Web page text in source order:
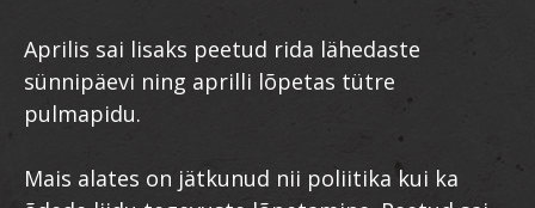
Aprilis sai lisaks peetud rida lähedaste
sünnipäevi ning aprilli lõpetas tütre
pulmapidu.
Mais alates on jätkunud nii poliitika kui ka